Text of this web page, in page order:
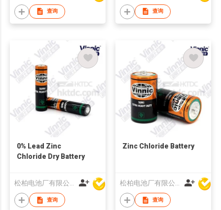
查询 查询
0% Lead Zinc
Chloride Dry Battery
查询
Zinc Chloride Battery
查询